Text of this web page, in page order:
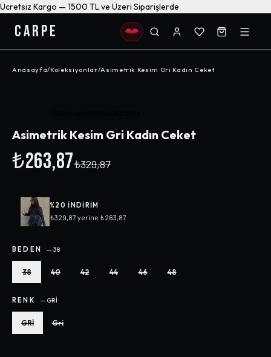
Ücretsiz Kargo — 1500 TL ve Üzeri Siparişlerde
CARPE
Anasayfa/Koleksiyonlar/Asimetrik Kesim Gri Kadın Ceket
Asimetrik Kesim Gri Kadın Ceket
₺263,87₺329,87
%20 INDIRIM
₺329,87 yerine ₺263,87
BEDEN —38
38 40 42 44 46 48
RENK — GRİ
GRİ Gri